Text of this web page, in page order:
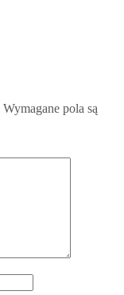
Wymagane pola są